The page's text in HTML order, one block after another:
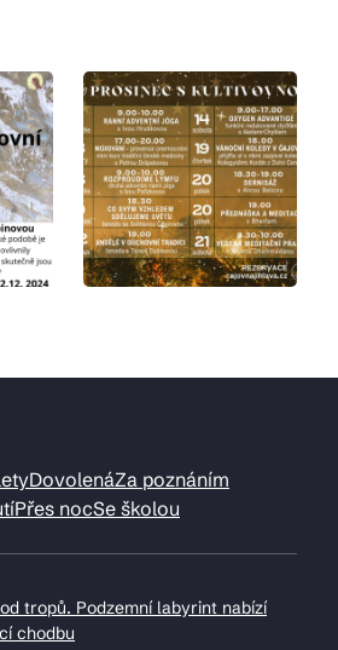
DovolenáZa poznáním
Přes nocSe školou
tropů. Podzemní labyrint nabízí
chodbu